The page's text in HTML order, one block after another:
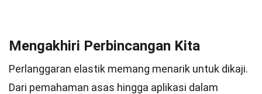
Mengakhiri Perbincangan Kita
Perlanggaran elastik memang menarik untuk dikaji.
Dari pemahaman asas hingga aplikasi dalam